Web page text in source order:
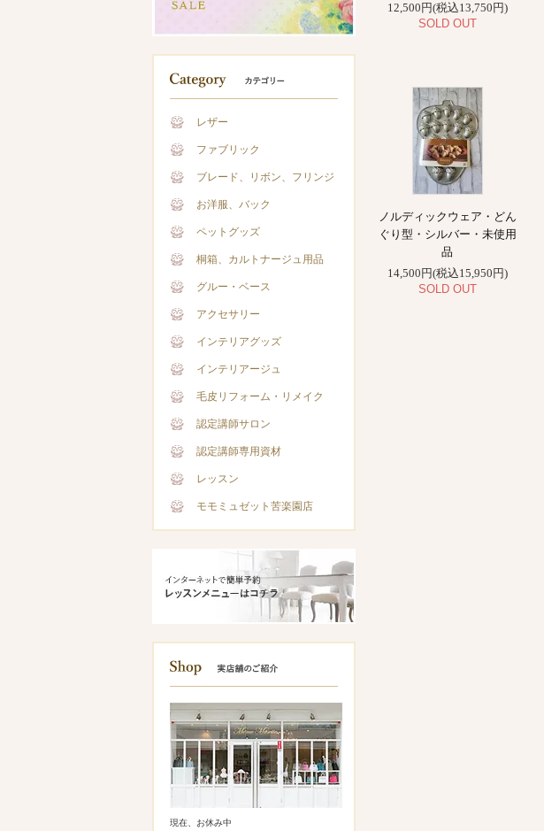
レザー
ファブリック
ブレード、リボン、フリンジ
お洋服、バック
ペットグッズ
桐箱、カルトナージュ用品
グルー・ベース
アクセサリー
インテリアグッズ
インテリアージュ
毛皮リフォーム・リメイク
認定講師サロン
認定講師専用資材
レッスン
モモミュゼット苦楽園店
現在、お休み中
12,500円(税込13,750円)
SOLD OUT
ノルディックウェア・どん
ぐり型・シルバー・未使用
品
14,500円(税込15,950円)
SOLD OUT